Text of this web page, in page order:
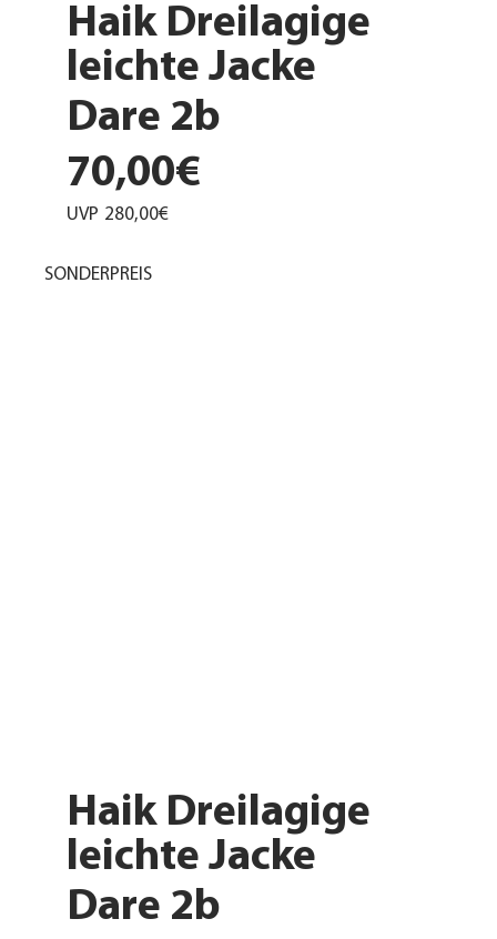
Haik Dreilagige
leichte Jacke
Dare 2b
70,00€
UVP 280,00€
Haik Dreilagige
leichte Jacke
Dare 2b
SONDERPREIS